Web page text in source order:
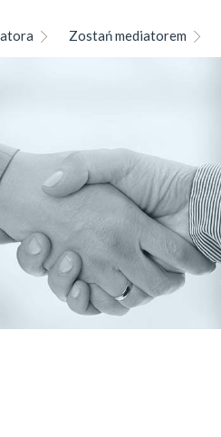
Zostań mediatorem